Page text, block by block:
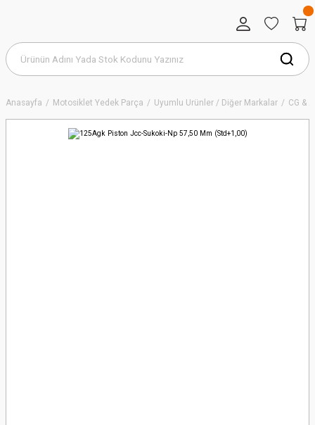
Anasayfa Motosiklet Yedek Parça Uyumlu Ürünler / Diğer Markalar CG &